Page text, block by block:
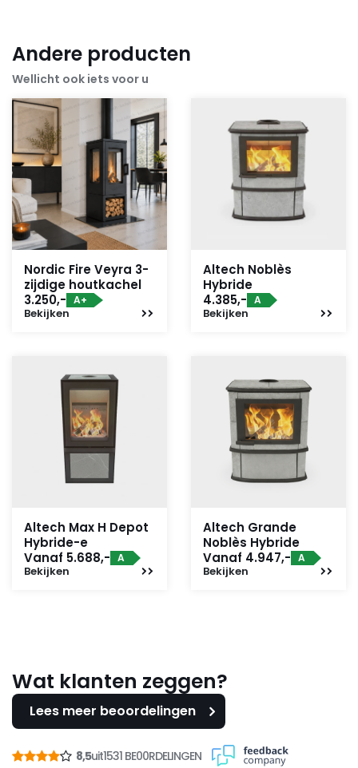
Andere producten
Wellicht ook iets voor u
Nordic Fire Veyra 3-
zijdige houtkachel
3.250,- A+
Bekijken
Altech Noblès
Hybride
4.385,- A
Bekijken
Altech Max H Depot
Hybride-e
Vanaf 5.688,- A
Bekijken
Altech Grande
Noblès Hybride
Vanaf 4.947,- A
Bekijken
Wat klanten zeggen?
Lees meer beoordelingen
8,5uit1531 BE00RDELINGEN